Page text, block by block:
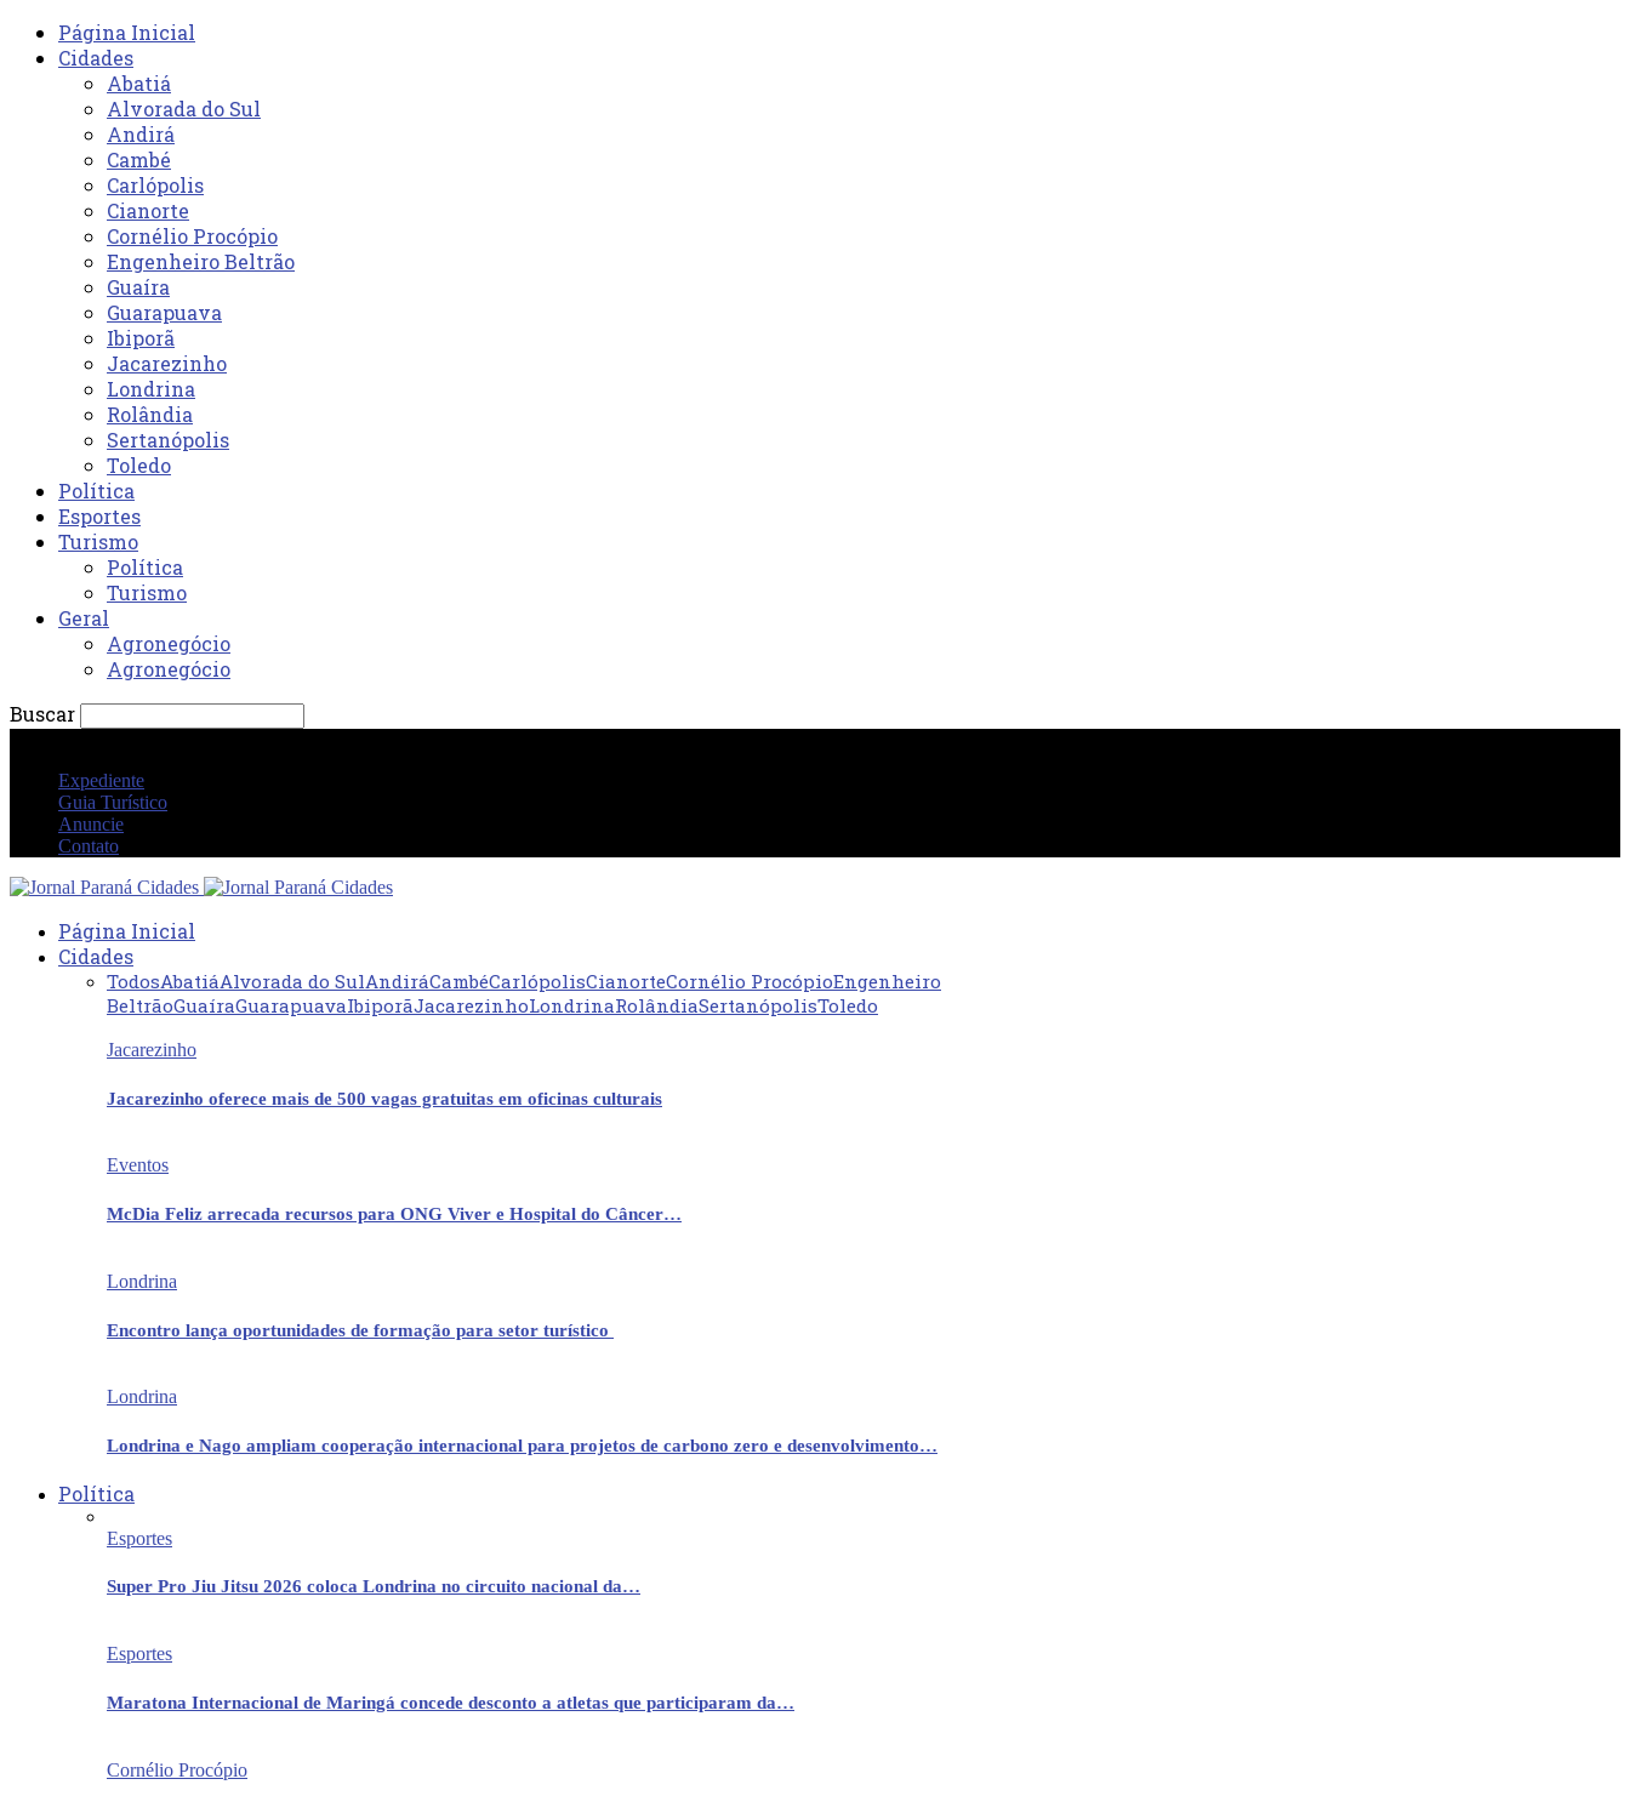
Página Inicial
Cidades
Abatiá
Alvorada do Sul
Andirá
Cambé
Carlópolis
Cianorte
Cornélio Procópio
Engenheiro Beltrão
Guaíra
Guarapuava
Ibiporã
Jacarezinho
Londrina
Rolândia
Sertanópolis
Toledo
Política
Esportes
Turismo
Política
Turismo
Geral
Agronegócio
Agronegócio
Buscar
Expediente
Guia Turístico
Anuncie
Contato
Página Inicial
Cidades
TodosAbatiáAlvorada do SulAndiráCambéCarlópolisCianorteCornélio ProcópioEngenheiro
BeltrãoGuaíraGuarapuavaIbiporãJacarezinhoLondrinaRolândiaSertanópolisToledo
Jacarezinho
Jacarezinho oferece mais de 500 vagas gratuitas em oficinas culturais
Eventos
McDia Feliz arrecada recursos para ONG Viver e Hospital do Câncer…
Londrina
Encontro lança oportunidades de formação para setor turístico
Londrina
Londrina e Nago ampliam cooperação internacional para projetos de carbono zero e desenvolvimento…
Política
Esportes
Super Pro Jiu Jitsu 2026 coloca Londrina no circuito nacional da…
Esportes
Maratona Internacional de Maringá concede desconto a atletas que participaram da…
Cornélio Procópio